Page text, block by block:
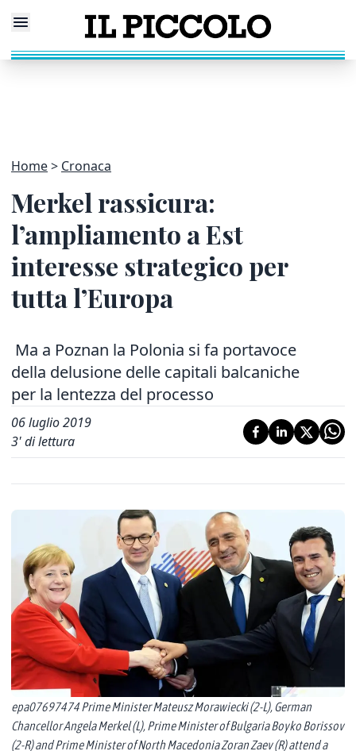
Home Cronaca
Merkel rassicura:
l’ampliamento a Est
interesse strategico per
tutta l’Europa
Ma a Poznan la Polonia si fa portavoce
della delusione delle capitali balcaniche
per la lentezza del processo
06 luglio 2019
3' di lettura
epa07697474 Prime Minister Mateusz Morawiecki (2-L), German
Chancellor Angela Merkel (L), Prime Minister of Bulgaria Boyko Borissov
(2-R) and Prime Minister of North Macedonia Zoran Zaev (R) attend a